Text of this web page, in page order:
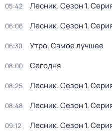
05:42 Лесник. Сезон 1.
06:06 Лесник. Сезон 1.
06:30 Утро. Самое лучшее
08:00 Сегодня
08:25 Лесник. Сезон 1.
08:48 Лесник. Сезон 1.
09:12 Лесник. Сезон 1.